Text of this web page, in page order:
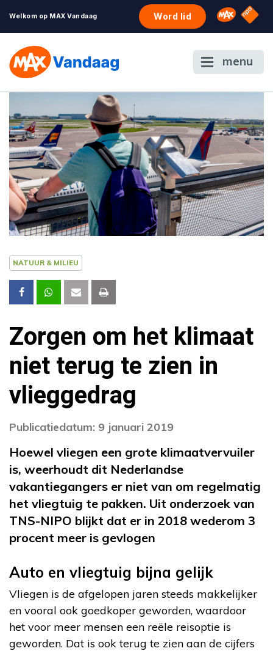
Welkom op MAX Vandaag Word lid Omroep
NPO
menu
NATUUR & MILIEU
Zorgen om het klimaat
niet terug te zien in
vlieggedrag
Publicatiedatum: 9 januari 2019
Hoewel vliegen een grote klimaatvervuiler
is, weerhoudt dit Nederlandse
vakantiegangers er niet van om regelmatig
het vliegtuig te pakken. Uit onderzoek van
TNS-NIPO blijkt dat er in 2018 wederom 3
procent meer is gevlogen
Auto en vliegtuig bijna gelijk
Vliegen is de afgelopen jaren steeds makkelijker
en vooral ook goedkoper geworden, waardoor
het voor meer mensen een reële reisoptie is
geworden. Dat is ook terug te zien aan de cijfers